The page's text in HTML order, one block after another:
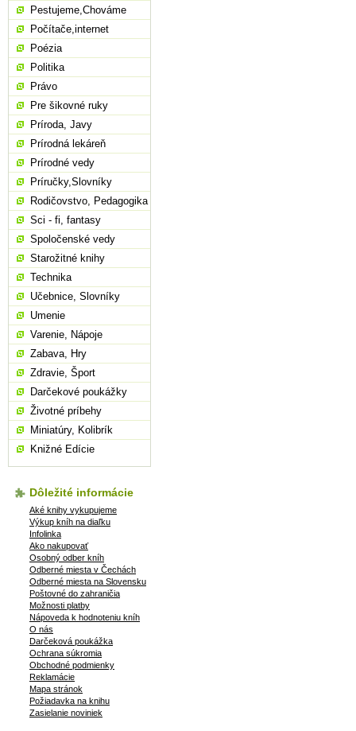
Pestujeme,Chováme
Počítače,internet
Poézia
Politika
Právo
Pre šikovné ruky
Príroda, Javy
Prírodná lekáreň
Prírodné vedy
Príručky,Slovníky
Rodičovstvo, Pedagogika
Sci - fi, fantasy
Spoločenské vedy
Starožitné knihy
Technika
Učebnice, Slovníky
Umenie
Varenie, Nápoje
Zabava, Hry
Zdravie, Šport
Darčekové poukážky
Životné príbehy
Miniatúry, Kolibrík
Knižné Edície
Dôležité informácie
Aké knihy vykupujeme
Výkup kníh na diaľku
Infolinka
Ako nakupovať
Osobný odber kníh
Odberné miesta v Čechách
Odberné miesta na Slovensku
Poštovné do zahraničia
Možnosti platby
Nápoveda k hodnoteniu kníh
O nás
Darčeková poukážka
Ochrana súkromia
Obchodné podmienky
Reklamácie
Mapa stránok
Požiadavka na knihu
Zasielanie noviniek